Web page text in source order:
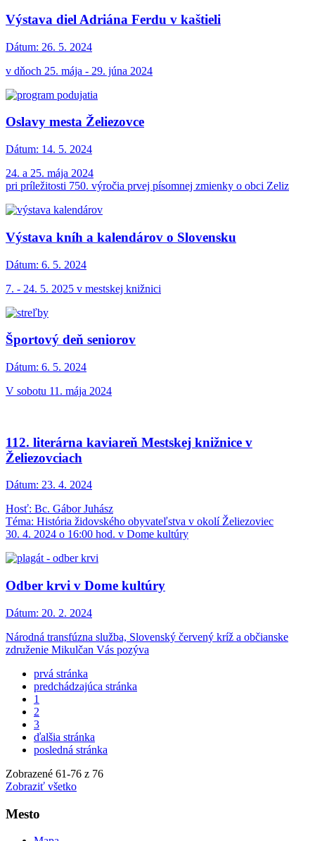
Výstava diel Adriána Ferdu v kaštieli
Dátum: 26. 5. 2024
v dňoch 25. mája - 29. júna 2024
Oslavy mesta Želiezovce
Dátum: 14. 5. 2024
24. a 25. mája 2024
pri príležitosti 750. výročia prvej písomnej zmienky o obci Zeliz
Výstava kníh a kalendárov o Slovensku
Dátum: 6. 5. 2024
7. - 24. 5. 2025 v mestskej knižnici
Športový deň seniorov
Dátum: 6. 5. 2024
V sobotu 11. mája 2024
112. literárna kaviareň Mestskej knižnice v
Želiezovciach
Dátum: 23. 4. 2024
Hosť: Bc. Gábor Juhász
Téma: História židovského obyvateľstva v okolí Želiezoviec
30. 4. 2024 o 16:00 hod. v Dome kultúry
Odber krvi v Dome kultúry
Dátum: 20. 2. 2024
Národná transfúzna služba, Slovenský červený kríž a občianske
združenie Mikulčan Vás pozýva
prvá stránka
predchádzajúca stránka
1
2
3
ďalšia stránka
posledná stránka
Zobrazené 61-76 z 76
Zobraziť všetko
Mesto